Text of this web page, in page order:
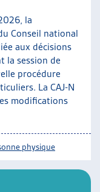
la
Conseil national
aux décisions
la session de
procédure
La CAJ-N
modifications
physique